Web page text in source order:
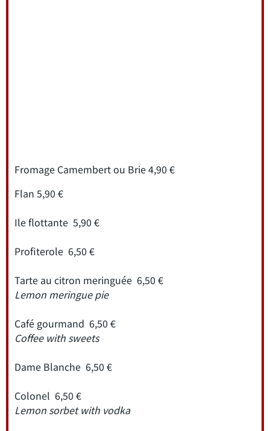
Fromage Camembert ou Brie 4,90 €
Flan 5,90 €
Ile flottante 5,90 €
Profiterole 6,50 €
Tarte au citron meringuée 6,50 €
Lemon meringue pie
Café gourmand 6,50 €
Coffee with sweets
Dame Blanche 6,50 €
Colonel 6,50 €
Lemon sorbet with vodka